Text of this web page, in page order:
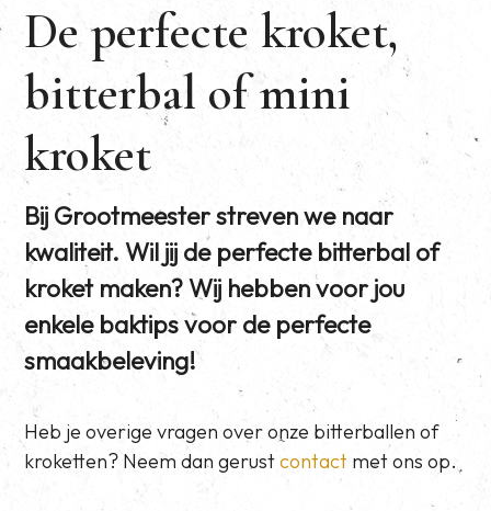
De perfecte kroket,
bitterbal of mini
kroket
Bij Grootmeester streven we naar
kwaliteit. Wil jij de perfecte bitterbal of
kroket maken? Wij hebben voor jou
enkele baktips voor de perfecte
smaakbeleving!
Heb je overige vragen over onze bitterballen of
kroketten? Neem dan gerustcontact met ons op.